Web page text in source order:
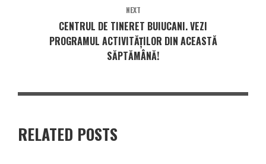
NEXT
CENTRUL DE TINERET BUIUCANI. VEZI
PROGRAMUL ACTIVITĂȚILOR DIN ACEASTĂ
SĂPTĂMÂNĂ!
RELATED POSTS